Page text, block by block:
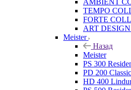
AMBIENT
TEMPO
FORTE
ART
Meister
Назад
Meister
PS 300
PD 200 Classic
HD 400